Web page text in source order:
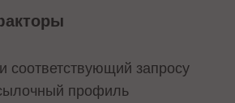
соответствующий запросу
профиль